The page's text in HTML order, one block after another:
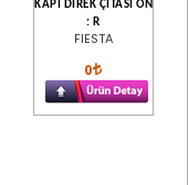
KAPI DİREK ÇITASI ÖN
: R
FIESTA
0